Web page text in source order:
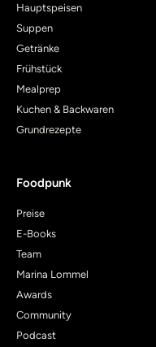
Hauptspeisen
Suppen
Getränke
Frühstück
Mealprep
Kuchen & Backwaren
Grundrezepte
Foodpunk
Preise
E-Books
Team
Marina Lommel
Awards
Community
Podcast